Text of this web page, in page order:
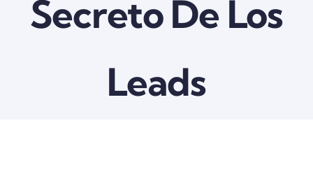
Secreto De Los
Leads